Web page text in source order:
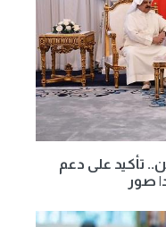
تأكيد على دعم
صور